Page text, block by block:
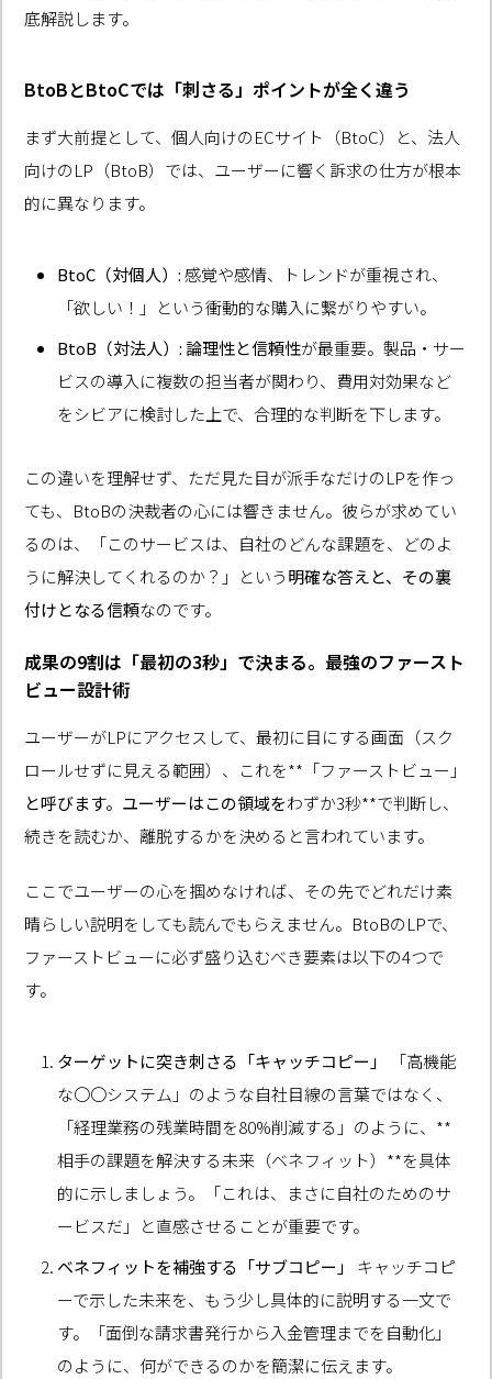
底解説します。
BtoBとBtoCでは「刺さる」ポイントが全く違う
まず大前提として、個人向けのECサイト（BtoC）と、法人
向けのLP（BtoB）では、ユーザーに響く訴求の仕方が根本
的に異なります。
BtoC（対個人）:感覚や感情、トレンドが重視され、
「欲しい！」という衝動的な購入に繋がりやすい。
BtoB（対法人）: 論理性と信頼性が最重要。製品・サー
ビスの導入に複数の担当者が関わり、費用対効果など
をシビアに検討した上で、合理的な判断を下します。
この違いを理解せず、ただ見た目が派手なだけのLPを作っ
ても、BtoBの決裁者の心には響きません。彼らが求めてい
るのは、「このサービスは、自社のどんな課題を、どのよ
うに解決してくれるのか？」という明確な答えと、その裏
付けとなる信頼なのです。
成果の9割は「最初の3秒」で決まる。最強のファースト
ビュー設計術
ユーザーがLPにアクセスして、最初に目にする画面（スク
ロールせずに見える範囲）、これを**「ファーストビュー」
と呼びます。ユーザーはこの領域をわずか3秒**で判断し、
続きを読むか、離脱するかを決めると言われています。
ここでユーザーの心を掴めなければ、その先でどれだけ素
晴らしい説明をしても読んでもらえません。BtoBのLPで、
ファーストビューに必ず盛り込むべき要素は以下の4つで
す。
ターゲットに突き刺さる「キャッチコピー」
「高機能
な〇〇システム」のような自社目線の言葉ではなく、
「経理業務の残業時間を80%削減する」のように、**
相手の課題を解決する未来（ベネフィット）**を具体
的に示しましょう。「これは、まさに自社のためのサ
ービスだ」と直感させることが重要です。
ベネフィットを補強する「サブコピー」
キャッチコピ
ーで示した未来を、もう少し具体的に説明する一文で
す。「面倒な請求書発行から入金管理までを自動化」
のように、何ができるのかを簡潔に伝えます。